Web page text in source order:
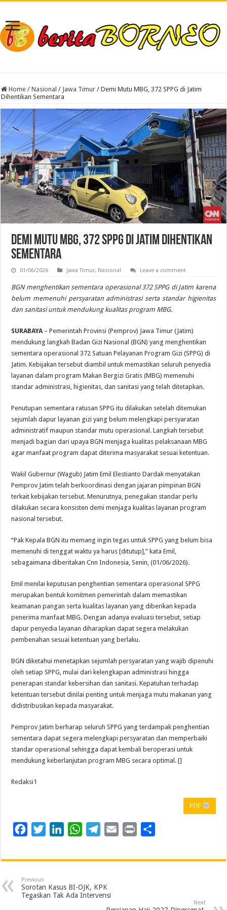
Home / Nasional / Jawa Timur / Demi Mutu MBG, 372 SPPG di Jatim
Dihentikan Sementara
Demi Mutu MBG, 372 SPPG di Jatim Dihentikan
Sementara
01/06/2026 Jawa Timur, Nasional Leave a comment
BGN menghentikan sementara operasional 372 SPPG di Jatim karena
belum memenuhi persyaratan administrasi serta standar higienitas
dan sanitasi untuk mendukung kualitas program MBG.
SURABAYA – Pemerintah Provinsi (Pemprov) Jawa Timur (Jatim)
mendukung langkah Badan Gizi Nasional (BGN) yang menghentikan
sementara operasional 372 Satuan Pelayanan Program Gizi (SPPG) di
Jatim. Kebijakan tersebut diambil untuk memastikan seluruh penyedia
layanan dalam program Makan Bergizi Gratis (MBG) memenuhi
standar administrasi, higienitas, dan sanitasi yang telah ditetapkan.
Penutupan sementara ratusan SPPG itu dilakukan setelah ditemukan
sejumlah dapur layanan gizi yang belum melengkapi persyaratan
administratif maupun standar mutu operasional. Langkah tersebut
menjadi bagian dari upaya BGN menjaga kualitas pelaksanaan MBG
agar manfaat program dapat diterima masyarakat sesuai ketentuan.
Wakil Gubernur (Wagub) Jatim Emil Elestianto Dardak menyatakan
Pemprov Jatim telah berkoordinasi dengan jajaran pimpinan BGN
terkait kebijakan tersebut. Menurutnya, penegakan standar perlu
dilakukan secara konsisten demi menjaga kualitas layanan program
nasional tersebut.
“Pak Kepala BGN itu memang ingin tegas untuk SPPG yang belum bisa
memenuhi di tenggat waktu ya harus[ditutup] ,” kata Emil,
sebagaimana diberitakan Cnn Indonesia, Senin, (01/06/2026).
Emil menilai keputusan penghentian sementara operasional SPPG
merupakan bentuk komitmen pemerintah dalam memastikan
keamanan pangan serta kualitas layanan yang diberikan kepada
penerima manfaat MBG. Dengan adanya evaluasi tersebut, setiap
dapur penyedia layanan diharapkan dapat segera melakukan
pembenahan sesuai ketentuan yang berlaku.
BGN diketahui menetapkan sejumlah persyaratan yang wajib dipenuhi
oleh setiap SPPG, mulai dari kelengkapan administrasi hingga
penerapan standar kebersihan dan sanitasi. Kepatuhan terhadap
ketentuan tersebut dinilai penting untuk menjaga mutu makanan yang
didistribusikan kepada masyarakat.
Pemprov Jatim berharap seluruh SPPG yang terdampak penghentian
sementara dapat segera melengkapi persyaratan dan memperbaiki
standar operasional sehingga dapat kembali beroperasi untuk
mendukung keberlanjutan program MBG secara optimal. []
Redaksi1
PDF
c
b
o
i
t
e
n
e
d
W
a
s
A
l
g
r
a
i
a
Previous
Sorotan Kasus BI-OJK, KPK
Tegaskan Tak Ada Intervensi
Next